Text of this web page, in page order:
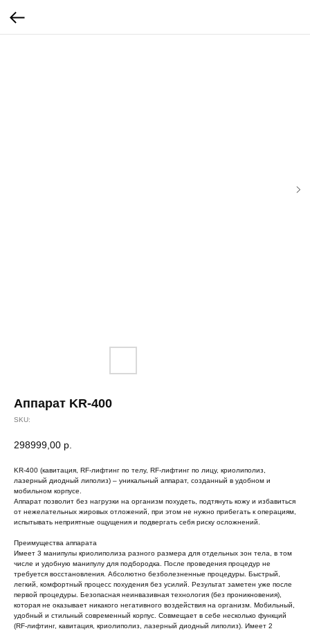
Аппарат KR-400
SKU:
298999,00 р.
KR-400 (кавитация, RF-лифтинг по телу, RF-лифтинг по лицу, криолиполиз,
лазерный диодный липолиз) – уникальный аппарат, созданный в удобном и
мобильном корпусе.
Аппарат позволит без нагрузки на организм похудеть, подтянуть кожу и избавиться
от нежелательных жировых отложений, при этом не нужно прибегать к операциям,
испытывать неприятные ощущения и подвергать себя риску осложнений.
Преимущества аппарата
Имеет 3 манипулы криолиполиза разного размера для отдельных зон тела, в том
числе и удобную манипулу для подбородка. После проведения процедур не
требуется восстановления. Абсолютно безболезненные процедуры. Быстрый,
легкий, комфортный процесс похудения без усилий. Результат заметен уже после
первой процедуры. Безопасная неинвазивная технология (без проникновения),
которая не оказывает никакого негативного воздействия на организм. Мобильный,
удобный и стильный современный корпус. Совмещает в себе несколько функций
(RF-лифтинг, кавитация, криолиполиз, лазерный диодный липолиз). Имеет 2